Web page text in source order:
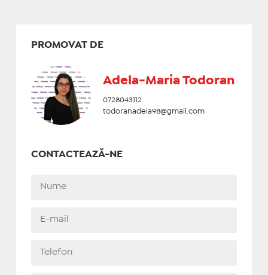
PROMOVAT DE
Adela-Maria Todoran
0728043112
todoranadela98@gmail.com
CONTACTEAZĂ-NE